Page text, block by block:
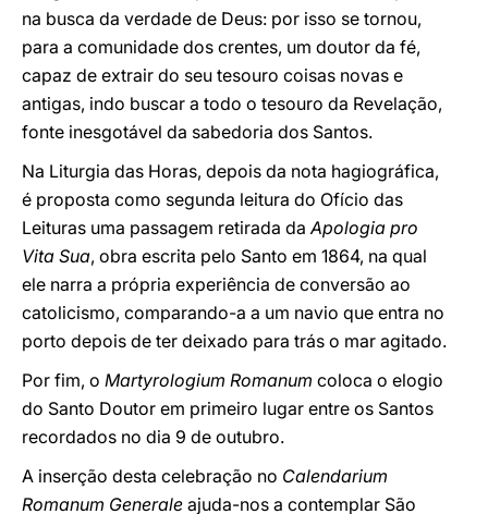
na busca da verdade de Deus: por isso se tornou,
para a comunidade dos crentes, um doutor da fé,
capaz de extrair do seu tesouro coisas novas e
antigas, indo buscar a todo o tesouro da Revelação,
fonte inesgotável da sabedoria dos Santos.
Na Liturgia das Horas, depois da nota hagiográfica,
é proposta como segunda leitura do Ofício das
Leituras uma passagem retirada daApologia pro
Vita Sua, obra escrita pelo Santo em 1864, na qual
ele narra a própria experiência de conversão ao
catolicismo, comparando-a a um navio que entra no
porto depois de ter deixado para trás o mar agitado.
Por fim, o Martyrologium Romanum coloca o elogio
do Santo Doutor em primeiro lugar entre os Santos
recordados no dia 9 de outubro.
A inserção desta celebração no Calendarium
Romanum Generale ajuda-nos a contemplar São